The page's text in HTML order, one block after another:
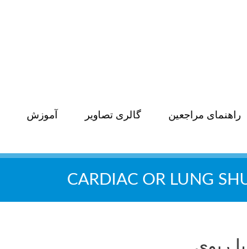
راهنمای مراجعین گالری تصاویر آموزش
CARDIAC OR LUNG